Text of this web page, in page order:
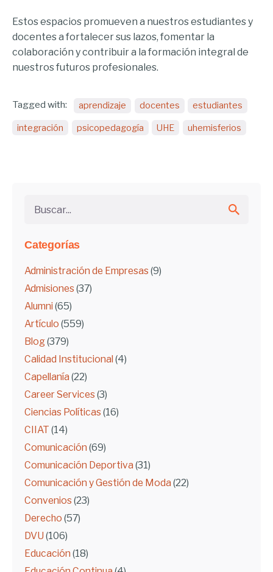
Categorías
Administración de Empresas (9)
Admisiones (37)
Alumni (65)
Artículo (559)
Blog(379)
Calidad Institucional (4)
Capellanía (22)
Career Services (3)
Ciencias Políticas (16)
CIIAT (14)
Comunicación (69)
Comunicación Deportiva (31)
Comunicación y Gestión de Moda (22)
Convenios (23)
Derecho (57)
DVU (106)
Educación (18)
Estos espacios promueven a nuestros estudiantes y
docentes a fortalecer sus lazos, fomentar la
colaboración y contribuir a la formación integral de
nuestros futuros profesionales.
Tagged with: aprendizaje docentes estudiantes
integración psicopedagogía UHE uhemisferios